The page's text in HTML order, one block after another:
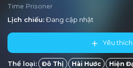
Time Prisoner
Lịch chiếu:Đang cập nhật
Yêu thích
Thể loại: Đô Thị Hài Hước Hiện